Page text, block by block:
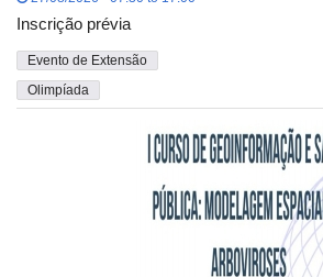
Inscrição prévia
Evento de Extensão
Olimpíada